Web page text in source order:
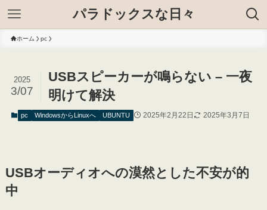
パラドックスな日々
ホーム pc
USBスピーカーが鳴らない – 一夜
明けて解決
2025
3/07
pc WindowsからLinuxへ UBUNTU 2025年2月22日 2025年3月7日
USBオーディオへの漠然とした不安が的
中